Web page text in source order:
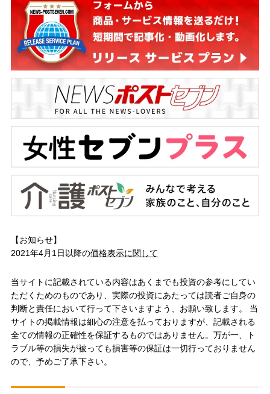
【お知らせ】
2021年4月1日以降の価格表示に関して
当サイトに記載されている内容はあくまでも投資の参考にしてい
ただくためのものであり、実際の投資にあたっては読者ご自身の
判断と責任において行って下さいますよう、お願い致します。 当
サイトの掲載情報は細心の注意を払っておりますが、記載される
全ての情報の正確性を保証するものではありません。万が一、ト
ラブル等の損失が被っても損害等の保証は一切行っておりません
ので、予めご了承下さい。